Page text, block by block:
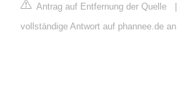
Antrag auf Entfernung der Quelle |
vollständige Antwort auf phannee.de an